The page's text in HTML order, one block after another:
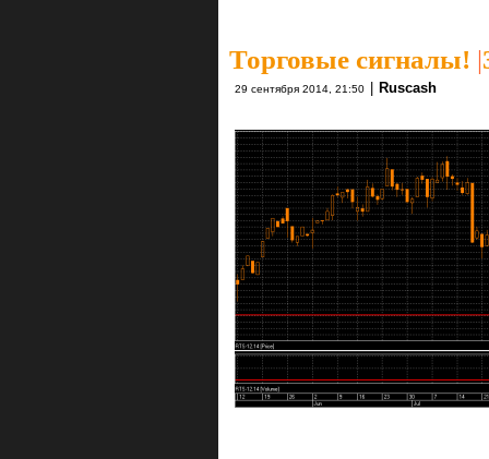
Торговые сигналы! |
29 сентября 2014, 21:50 | Ruscash